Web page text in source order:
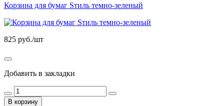
Корзина для бумаг Sтиль темно-зеленый
825 руб./шт
Добавить в закладки
В корзину